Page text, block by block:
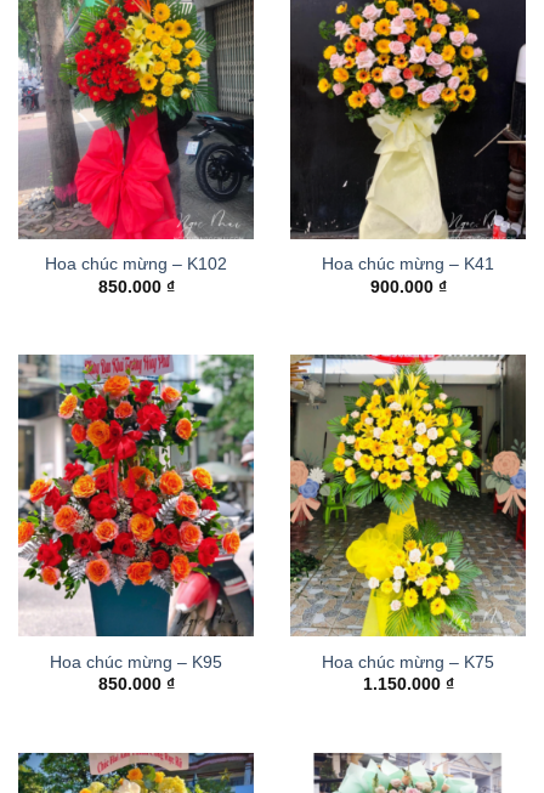
Hoa chúc mừng – K102
850.000 ₫
Hoa chúc mừng – K41
900.000 ₫
Hoa chúc mừng – K95
850.000 ₫
Hoa chúc mừng – K75
1.150.000 ₫